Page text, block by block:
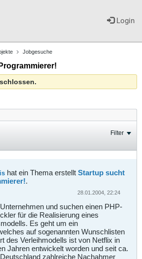
Login
Jobgesuche
Filter
hat ein Thema erstellt Startup sucht
.
28.01.2004, 22:24
und suchen einen PHP-
für die Realisierung eines
Es geht um ein
auf sogenannten Wunschlisten
des Verleihmodells ist von Netflix in
Jahren entwickelt worden und seit ca.
zahlreiche Nachahmer